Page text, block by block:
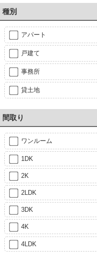
種別
アパート
戸建て
事務所
貸土地
間取り
ワンルーム
1DK
2K
2LDK
3DK
4K
4LDK